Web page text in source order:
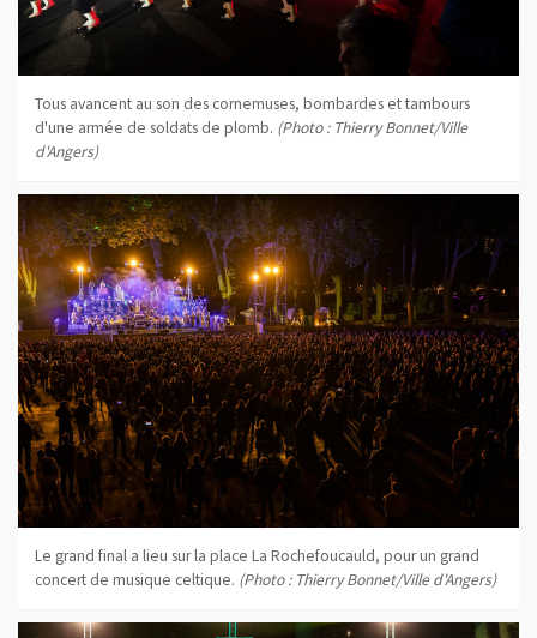
Tous avancent au son des cornemuses, bombardes et tambours
d'une armée de soldats de plomb. (Photo : Thierry Bonnet/Ville
d'Angers)
Le grand final a lieu sur la place La Rochefoucauld, pour un grand
concert de musique celtique. (Photo : Thierry Bonnet/Ville d'Angers)